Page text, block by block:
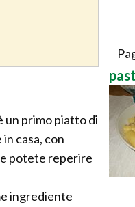
un primo piatto di
casa, con
potete reperire
ingrediente